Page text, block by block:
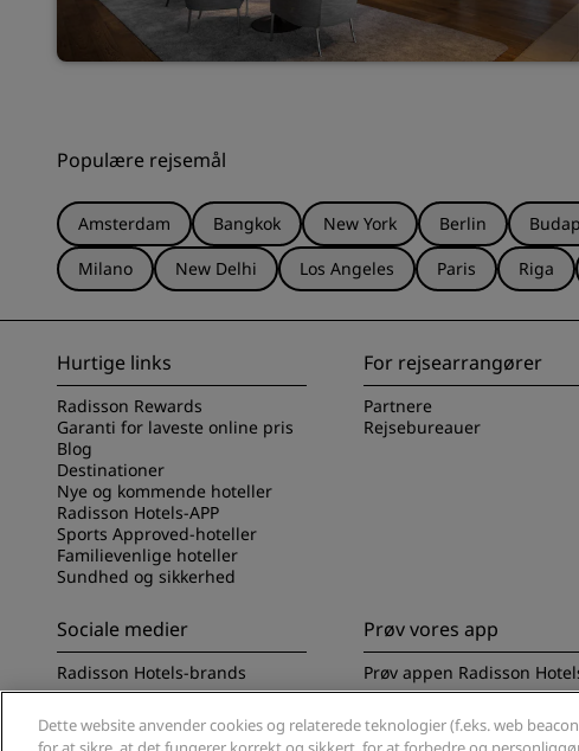
Populære rejsemål
Amsterdam Bangkok New York Berlin
Milano
New Delhi Los Angeles Paris Riga
Hurtige links
Radisson Rewards
Garanti for laveste online pris
Blog
Destinationer
Nye og kommende hoteller
Radisson Hotels-APP
Sports Approved-hoteller
Familievenlige hoteller
Sundhed og sikkerhed
For rejsearrangører
Partnere
Rejsebureauer
Sociale medier
Radisson Hotels-brands
Prøv vores app
Prøv appen Radisson
Dette website anvender cookies og relaterede teknologier (f.eks. web